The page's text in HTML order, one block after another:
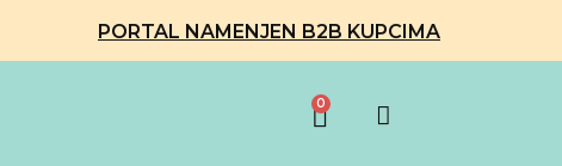
PORTAL NAMENJEN B2B KUPCIMA
0